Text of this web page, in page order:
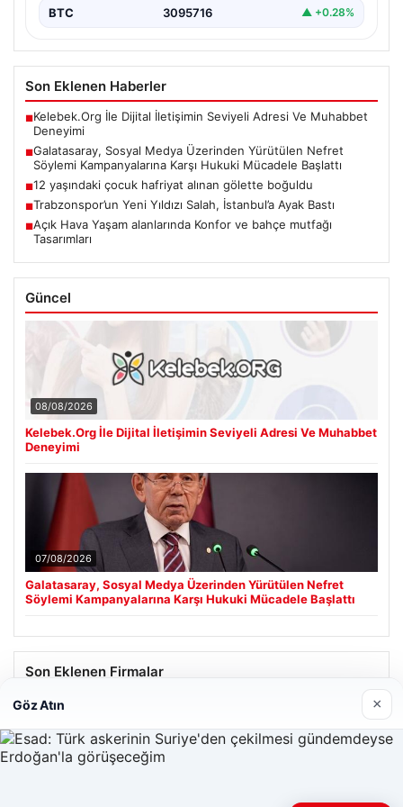
BTC 3095716 ▲ +0.28%
Son Eklenen Haberler
■Kelebek.Org İle Dijital İletişimin Seviyeli Adresi Ve Muhabbet
Deneyimi
■Galatasaray, Sosyal Medya Üzerinden Yürütülen Nefret
Söylemi Kampanyalarına Karşı Hukuki Mücadele Başlattı
■12 yaşındaki çocuk hafriyat alınan gölette boğuldu
■Trabzonspor’un Yeni Yıldızı Salah, İstanbul’a Ayak Bastı
■Açık Hava Yaşam alanlarında Konfor ve bahçe mutfağı
Tasarımları
Güncel
08/08/2026
Kelebek.Org İle Dijital İletişimin Seviyeli Adresi Ve Muhabbet
Deneyimi
07/08/2026
Galatasaray, Sosyal Medya Üzerinden Yürütülen Nefret
Söylemi Kampanyalarına Karşı Hukuki Mücadele Başlattı
Son Eklenen Firmalar
Hastaş Beton
26/05/2026
Göz Atın ×